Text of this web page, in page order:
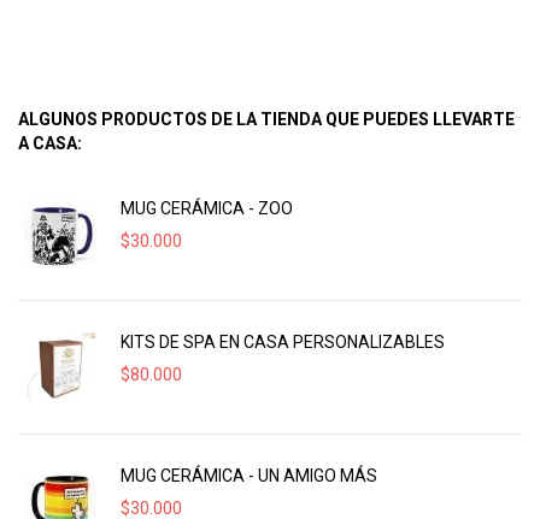
ALGUNOS PRODUCTOS DE LA TIENDA QUE PUEDES LLEVARTE
A CASA:
MUG CERÁMICA - ZOO
$30.000
KITS DE SPA EN CASA PERSONALIZABLES
$80.000
MUG CERÁMICA - UN AMIGO MÁS
$30.000